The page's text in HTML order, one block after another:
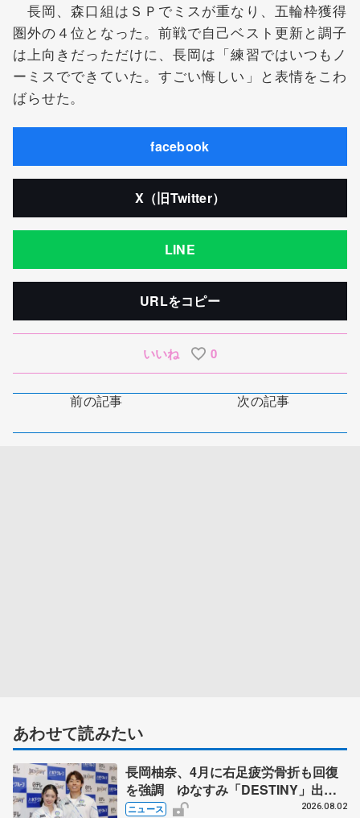
長岡、森口組はＳＰでミスが重なり、五輪枠獲得
圏外の４位となった。前戦で自己ベスト更新と調子
は上向きだっただけに、長岡は「練習ではいつもノ
ーミスでできていた。すごい悔しい」と表情をこわ
ばらせた。
facebook
X（旧Twitter）
LINE
URLをコピー
いいね 0
前の記事 次の記事
あわせて読みたい
長岡柚奈、4月に右足疲労骨折も回復
を強調 ゆなすみ「DESTINY」出
演、森口澄士「力を合わせて」
ニュース 2026.08.02